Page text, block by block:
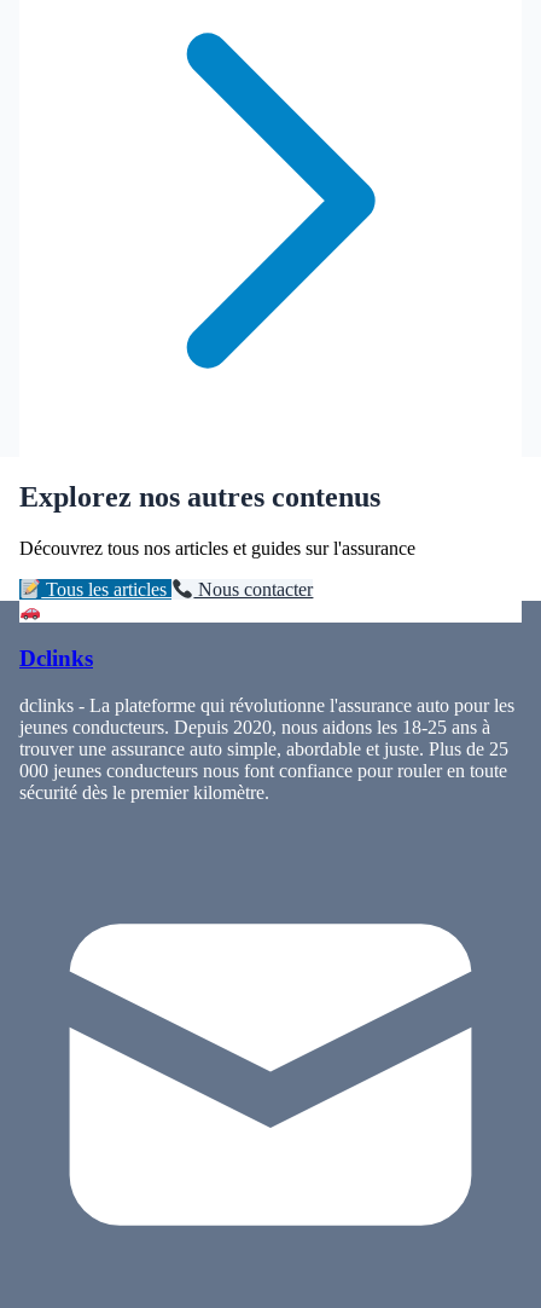
Explorez nos autres contenus
Découvrez tous nos articles et guides sur l'assurance
Tous les articles Nous contacter
Dclinks
dclinks - La plateforme qui révolutionne l'assurance auto pour les
jeunes conducteurs. Depuis 2020, nous aidons les 18-25 ans à
trouver une assurance auto simple, abordable et juste. Plus de 25
000 jeunes conducteurs nous font confiance pour rouler en toute
sécurité dès le premier kilomètre.